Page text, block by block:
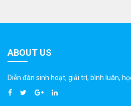
ABOUT US
Diễn đàn sinh hoạt, giải trí, bình luân,